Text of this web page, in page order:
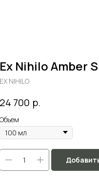
Ex Nihilo Amber
EX NIHILO
24 700 р.
Объем